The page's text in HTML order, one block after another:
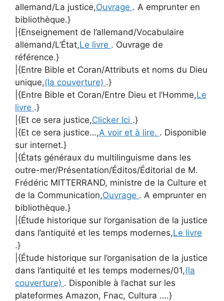
allemand/La justice,Ouvrage . A emprunter en
bibliothèque.}
|{Enseignement de l’allemand/Vocabulaire
allemand/L’État,Le livre . Ouvrage de
référence.}
|{Entre Bible et Coran/Attributs et noms du Dieu
unique,(la couverture) .}
|{Entre Bible et Coran/Entre Dieu et l’Homme,Le
livre .}
|{Et ce sera justice,Clicker Ici .}
|{Et ce sera justice…,A voir et à lire. . Disponible
sur internet.}
|{États généraux du multilinguisme dans les
outre-mer/Présentation/Éditos/Éditorial de M.
Frédéric MITTERRAND, ministre de la Culture et
de la Communication,Ouvrage . A emprunter en
bibliothèque.}
|{Étude historique sur l’organisation de la justice
dans l’antiquité et les temps modernes,Le livre
.}
|{Étude historique sur l’organisation de la justice
dans l’antiquité et les temps modernes/01,(la
couverture) . Disponible à l’achat sur les
plateformes Amazon, Fnac, Cultura ….}